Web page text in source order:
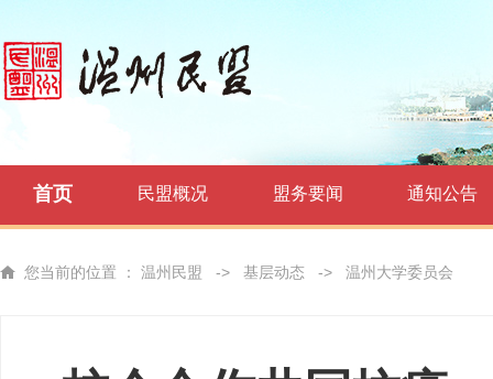
首页 民盟概况 盟务要闻 通知公告
您当前的位置 ： 温州民盟 -> 基层动态 -> 温州大学委员会